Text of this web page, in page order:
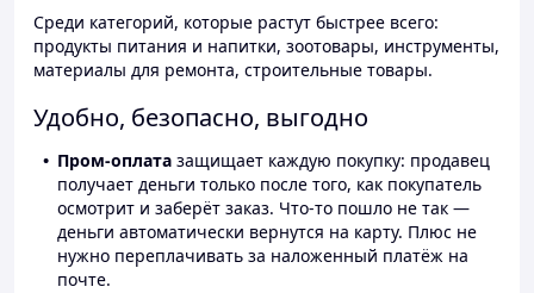
Среди категорий, которые растут быстрее всего:
продукты питания и напитки, зоотовары, инструменты,
материалы для ремонта, строительные товары.
Удобно, безопасно, выгодно
Пром-оплата защищает каждую покупку: продавец
получает деньги только после того, как покупатель
осмотрит и заберёт заказ. Что-то пошло не так —
деньги автоматически вернутся на карту. Плюс не
нужно переплачивать за наложенный платёж на
почте.